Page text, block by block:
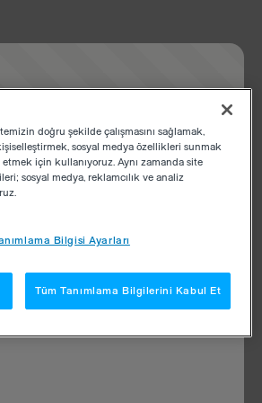
doğru şekilde çalışmasını sağlamak,
sosyal medya özellikleri sunmak
için kullanıyoruz. Aynı zamanda site
sosyal medya, reklamcılık ve analiz
Bilgisi Ayarları
Tüm Tanımlama Bilgilerini Kabul Et